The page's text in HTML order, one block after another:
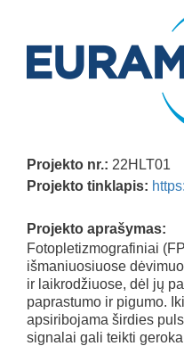
Projekto nr.: 22HLT01
Projekto tinklapis:
Projekto aprašymas:
Fotopletizmografiniai
išmaniuosiuose
ir laikrodžiuose, dėl jų
paprastumo ir pigumo.
apsiribojama širdies
signalai gali teikti